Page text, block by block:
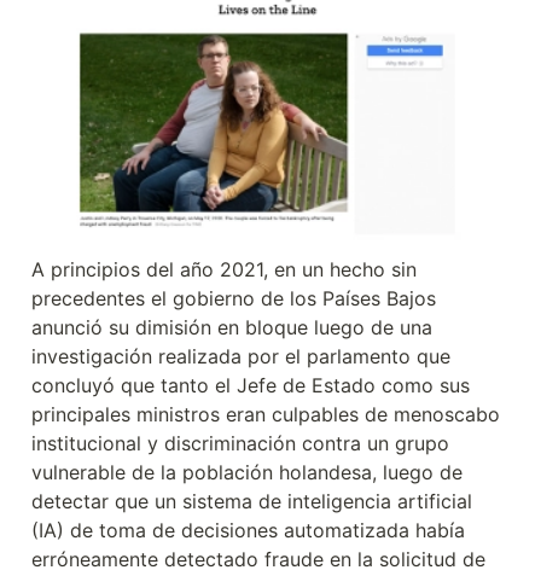
A principios del año 2021, en un hecho sin
precedentes el gobierno de los Países Bajos
anunció su dimisión en bloque luego de una
investigación realizada por el parlamento que
concluyó que tanto el Jefe de Estado como sus
principales ministros eran culpables de menoscabo
institucional y discriminación contra un grupo
vulnerable de la población holandesa, luego de
detectar que un sistema de inteligencia artificial
(IA) de toma de decisiones automatizada había
erróneamente detectado fraude en la solicitud de